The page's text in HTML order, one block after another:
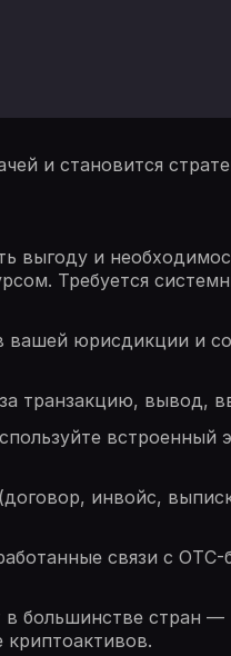
и становится
выгоду и
Требуется
вашей юрисдикции и
транзакцию, вывод,
встроенный
инвойс,
связи с OTC-
в большинстве стран —
криптоактивов.